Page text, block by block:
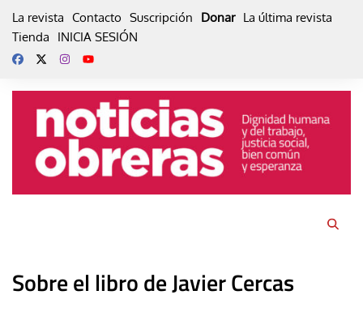
La revista Contacto Suscripción Donar La última revista
Tienda
INICIA SESIÓN
Sobre el libro de Javier Cercas